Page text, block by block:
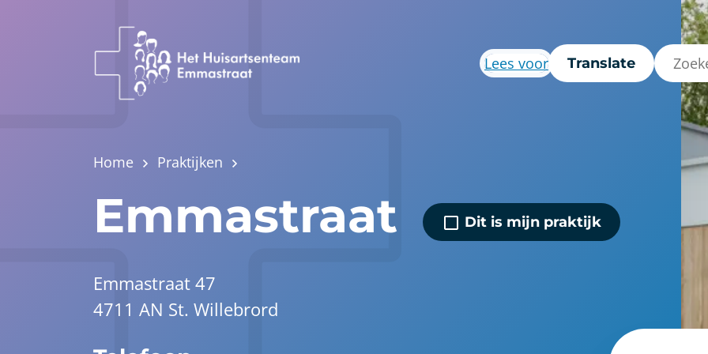
Lees voor Translate
Home Praktijken
Emmastraat Dit is mijn praktijk
Emmastraat 47
4711 AN St. Willebrord